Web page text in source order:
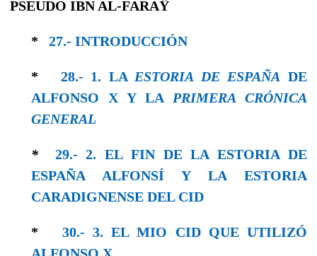
PSEUDO IBN AL-FARAŶ
* 27.- INTRODUCCIÓN
* 28.- 1. LA ESTORIA DE ESPAÑA DE
ALFONSO X Y LA PRIMERA CRÓNICA
GENERAL
* 29.- 2. EL FIN DE LA ESTORIA DE
ESPAÑA ALFONSÍ Y LA ESTORIA
CARADIGNENSE DEL CID
* 30.- 3. EL MIO CID QUE UTILIZÓ
ALFONSO X